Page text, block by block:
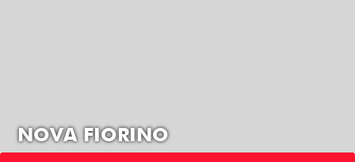
NOVA FIORINO